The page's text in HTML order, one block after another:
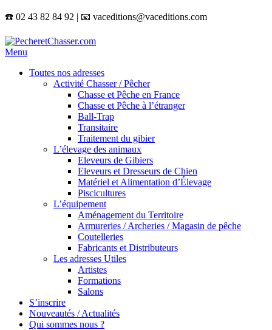
☎️ 02 43 82 84 92 | 📧 vaceditions@vaceditions.com
Menu
Toutes nos adresses
Activité Chasser / Pêcher
Chasse et Pêche en France
Chasse et Pêche à l’étranger
Ball-Trap
Transitaire
Traitement du gibier
L’élevage des animaux
Eleveurs de Gibiers
Eleveurs et Dresseurs de Chien
Matériel et Alimentation d’Élevage
Piscicultures
L’équipement
Aménagement du Territoire
Armureries / Archeries / Magasin de pêche
Coutelleries
Fabricants et Distributeurs
Les adresses Utiles
Artistes
Formations
Salons
S’inscrire
Nouveautés / Actualités
Qui sommes nous ?